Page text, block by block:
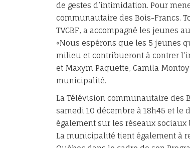
de gestes d’intimidation. Pour
communautaire des Bois-Francs.
TVCBF, a accompagné les jeunes
«Nous espérons que les 5 jeunes
milieu et contribueront à contrer
et Maxym Paquette, Camila
municipalité.
La Télévision communautaire des
samedi 10 décembre à 18h45 et le
également sur les réseaux
La municipalité tient également à